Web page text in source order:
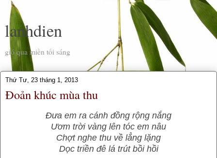
lanhdien
gió qua miền tối sáng
Thứ Tư, 23 tháng 1, 2013
Đoản khúc mùa thu
Đưa em ra cánh đồng rộng nắng
Ươm trời vàng lên tóc em nâu
Chợt nghe thu về lẳng lặng
Dọc triền đê lá trút bồi hồi